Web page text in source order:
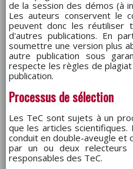
de la session des démos (à
Les auteurs conservent le
peuvent donc les réutiliser
d'autres publications. En
soumettre une version plus
autre publication sous
respecte les règles de
publication.
Processus de sélection
Les TeC sont sujets à un
que les articles scientifiques.
conduit en double-aveugle et
par un ou deux
responsables des TeC.